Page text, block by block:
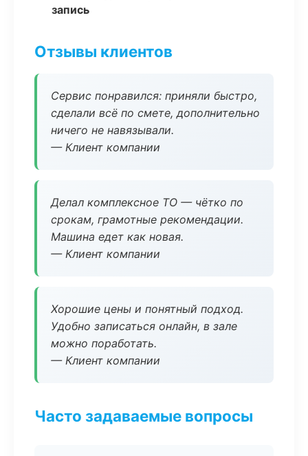
запись
Отзывы клиентов
Сервис понравился: приняли быстро,
сделали всё по смете, дополнительно
ничего не навязывали.
— Клиент компании
Делал комплексное ТО — чётко по
срокам, грамотные рекомендации.
Машина едет как новая.
— Клиент компании
Хорошие цены и понятный подход.
Удобно записаться онлайн, в зале
можно поработать.
— Клиент компании
Часто задаваемые вопросы